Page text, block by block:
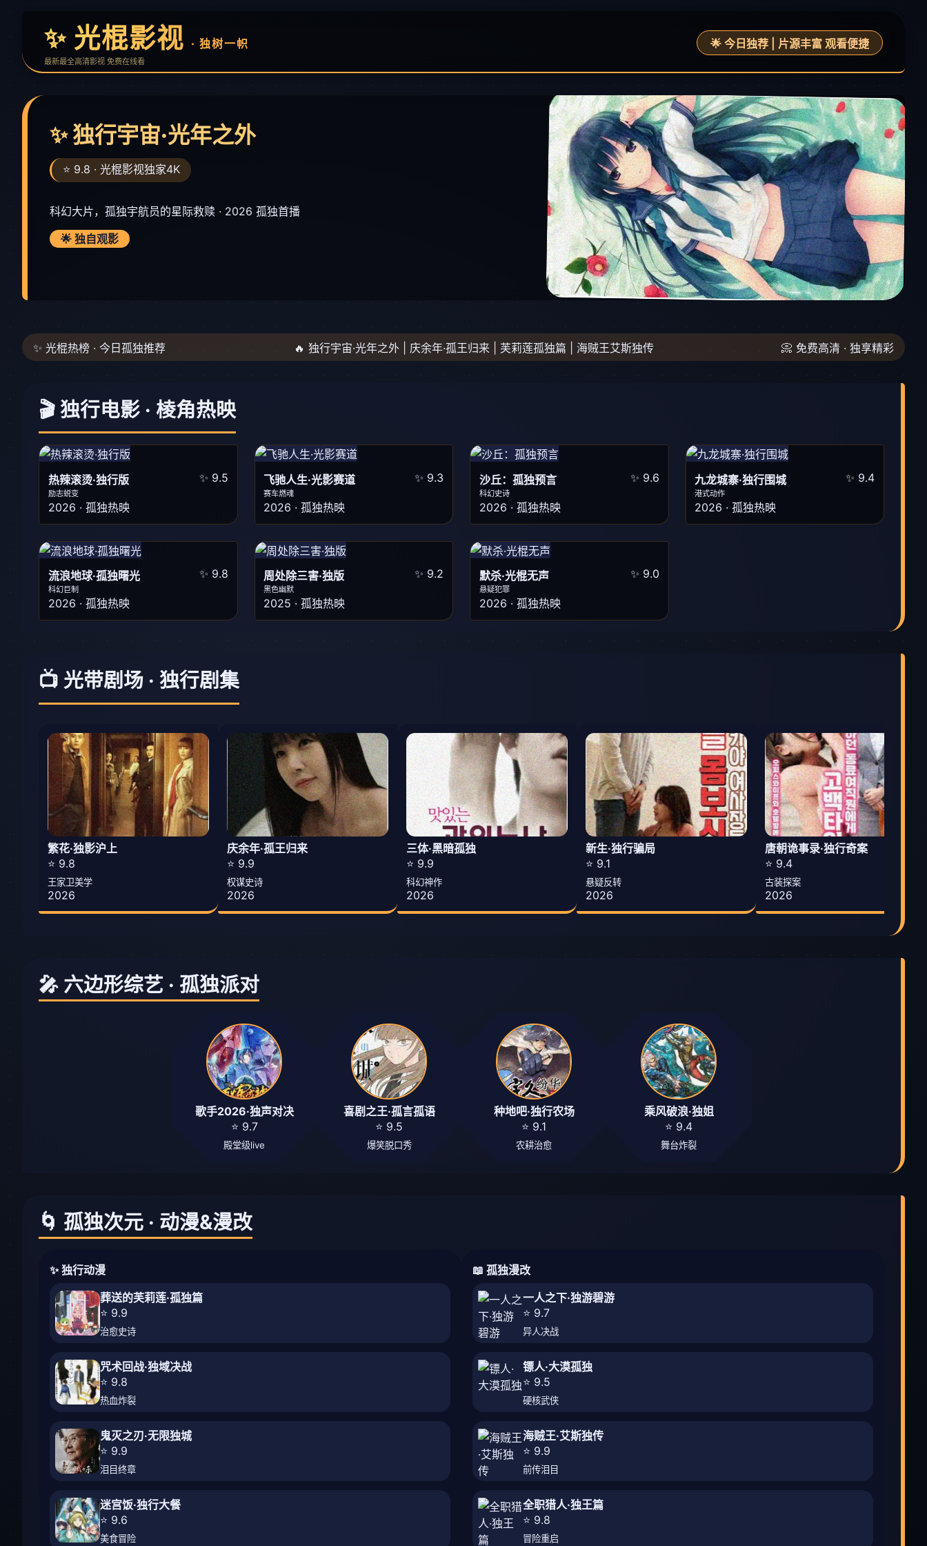
✨ 光棍影视 · 独树一帜
最新最全高清影视 免费在线看
🌟 今日独荐 | 片源丰富 观看便捷
✨ 独行宇宙·光年之外
⭐ 9.8 · 光棍影视独家4K
科幻大片，孤独宇航员的星际救赎 · 2026 孤独首播
🌟 独自观影
✨ 光棍热榜 · 今日孤独推荐 🔥 独行宇宙·光年之外 | 庆余年·孤王归来 | 芙莉莲孤独篇 | 海贼王艾斯独传 📀 免费高清 · 独享精彩
🎬 独行电影 · 棱角热映
热辣滚烫·独行版 ✨ 9.5
励志蜕变
2026 · 孤独热映
飞驰人生·光影赛道 ✨ 9.3
赛车燃魂
2026 · 孤独热映
沙丘：孤独预言 ✨ 9.6
科幻史诗
2026 · 孤独热映
九龙城寨·独行围城 ✨ 9.4
港式动作
2026 · 孤独热映
流浪地球·孤独曙光 ✨ 9.8
科幻巨制
2026 · 孤独热映
周处除三害·独版 ✨ 9.2
黑色幽默
2025 · 孤独热映
默杀·光棍无声 ✨ 9.0
悬疑犯罪
2026 · 孤独热映
📺 光带剧场 · 独行剧集
繁花·独影沪上
⭐ 9.8
王家卫美学
2026
庆余年·孤王归来
⭐ 9.9
权谋史诗
2026
三体·黑暗孤独
⭐ 9.9
科幻神作
2026
新生·独行骗局
⭐ 9.1
悬疑反转
2026
唐朝诡事录·独行奇案
⭐ 9.4
古装探案
2026
🎤 六边形综艺 · 孤独派对
歌手2026·独声对决
⭐ 9.7
殿堂级live
喜剧之王·孤言孤语
⭐ 9.5
爆笑脱口秀
种地吧·独行农场
⭐ 9.1
农耕治愈
乘风破浪·独姐
⭐ 9.4
舞台炸裂
🌀 孤独次元 · 动漫&漫改
✨ 独行动漫
葬送的芙莉莲·孤独篇
⭐ 9.9
治愈史诗
咒术回战·独域决战
⭐ 9.8
热血炸裂
鬼灭之刃·无限独城
⭐ 9.9
泪目终章
迷宫饭·独行大餐
⭐ 9.6
美食冒险
📖 孤独漫改
一人之下·独游碧游
⭐ 9.7
异人决战
镖人·大漠孤独
⭐ 9.5
硬核武侠
海贼王·艾斯独传
⭐ 9.9
前传泪目
全职猎人·独王篇
⭐ 9.8
冒险重启